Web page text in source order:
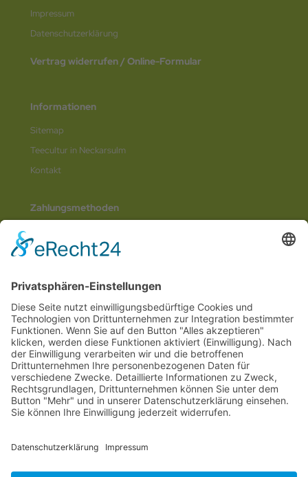
Impressum
Datenschutz­erklärung
Vertrag widerrufen / Online-Formular
Informationen
Sitemap
Teecultur in Neckarsulm
Kontakt
Zahlungsmethoden
Social Media
© 2026Internetwerbung by Webjoker.eu
Wir sind IhrOnline www für ganz Deutschlandund alle Bundesländer wieBaden-
Würtemberg ,Bayern, Hessen,Saarland , Rheinland-Pfalz,Nordrhein-
Westfalen
Thüringen Bremen Hamburg , Schleswig-Holstein
Mecklenburg-
Vorpommern,Niedersachsen,Sachsen ,Sachsen-Anhalt
Hamburg,Wiesbaden ,Schwerin,Hannover